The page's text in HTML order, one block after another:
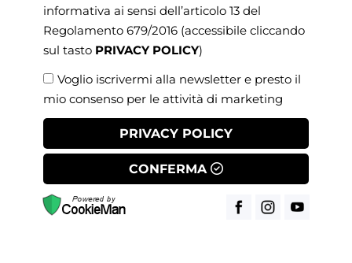
informativa ai sensi dell’articolo 13 del
Regolamento 679/2016 (accessibile cliccando
sul tasto PRIVACY POLICY)
Voglio iscrivermi alla newsletter e presto il
mio consenso per le attività di marketing
PRIVACY POLICY
CONFERMA